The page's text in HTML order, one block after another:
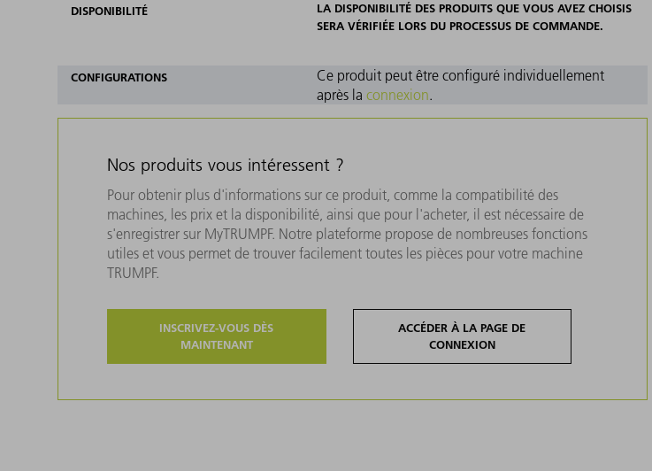
DISPONIBILITÉ
LA DISPONIBILITÉ DES PRODUITS QUE VOUS AVEZ CHOISIS
SERA VÉRIFIÉE LORS DU PROCESSUS DE COMMANDE.
CONFIGURATIONS
Ce produit peut être configuré individuellement
après la connexion.
Nos produits vous intéressent ?
Pour obtenir plus d'informations sur ce produit, comme la compatibilité des
machines, les prix et la disponibilité, ainsi que pour l'acheter, il est nécessaire de
s'enregistrer sur MyTRUMPF. Notre plateforme propose de nombreuses fonctions
utiles et vous permet de trouver facilement toutes les pièces pour votre machine
TRUMPF.
INSCRIVEZ-VOUS DÈS
MAINTENANT
ACCÉDER À LA PAGE DE
CONNEXION